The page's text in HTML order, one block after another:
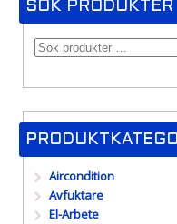
SÖK PRODUKTER
Aircondition
Avfuktare
El-Arbete